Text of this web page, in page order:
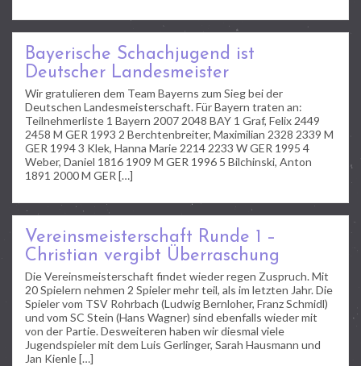
Bayerische Schachjugend ist
Deutscher Landesmeister
Wir gratulieren dem Team Bayerns zum Sieg bei der
Deutschen Landesmeisterschaft. Für Bayern traten an:
Teilnehmerliste 1 Bayern 2007 2048 BAY 1 Graf, Felix 2449
2458 M GER 1993 2 Berchtenbreiter, Maximilian 2328 2339 M
GER 1994 3 Klek, Hanna Marie 2214 2233 W GER 1995 4
Weber, Daniel 1816 1909 M GER 1996 5 Bilchinski, Anton
1891 2000 M GER […]
Vereinsmeisterschaft Runde 1 –
Christian vergibt Überraschung
Die Vereinsmeisterschaft findet wieder regen Zuspruch. Mit
20 Spielern nehmen 2 Spieler mehr teil, als im letzten Jahr. Die
Spieler vom TSV Rohrbach (Ludwig Bernloher, Franz Schmidl)
und vom SC Stein (Hans Wagner) sind ebenfalls wieder mit
von der Partie. Desweiteren haben wir diesmal viele
Jugendspieler mit dem Luis Gerlinger, Sarah Hausmann und
Jan Kienle […]